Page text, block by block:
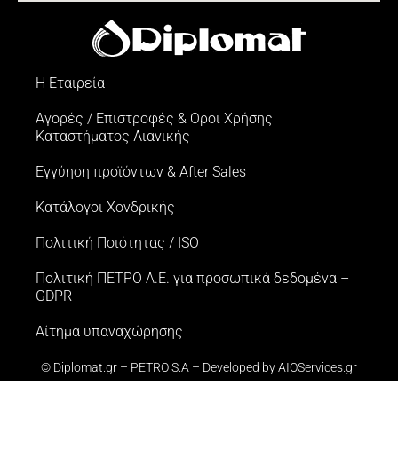
Η Εταιρεία
Αγορές / Επιστροφές & Oροι Xρήσης
Kαταστήματος Λιανικής
Εγγύηση προϊόντων & After Sales
Κατάλογοι Χονδρικής
Πολιτική Ποιότητας / ISO
Πολιτική ΠΕΤΡΟ Α.Ε. για προσωπικά δεδομένα –
GDPR
Αίτημα υπαναχώρησης
© Diplomat.gr – PETRO S.A – Developed byAIOServices.gr